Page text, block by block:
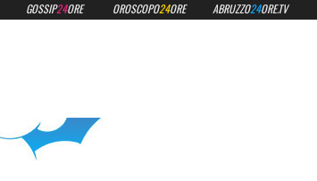
GOSSIP24ORE OROSCOPO24ORE ABRUZZO24ORE.TV